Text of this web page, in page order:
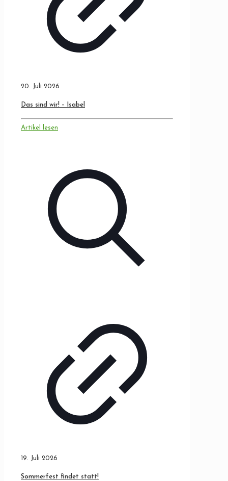
20. Juli 2026
Das sind wir! – Isabel
Artikel lesen
19. Juli 2026
Sommerfest findet statt!